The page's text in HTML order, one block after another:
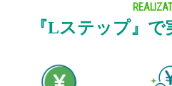
『Lステップ』